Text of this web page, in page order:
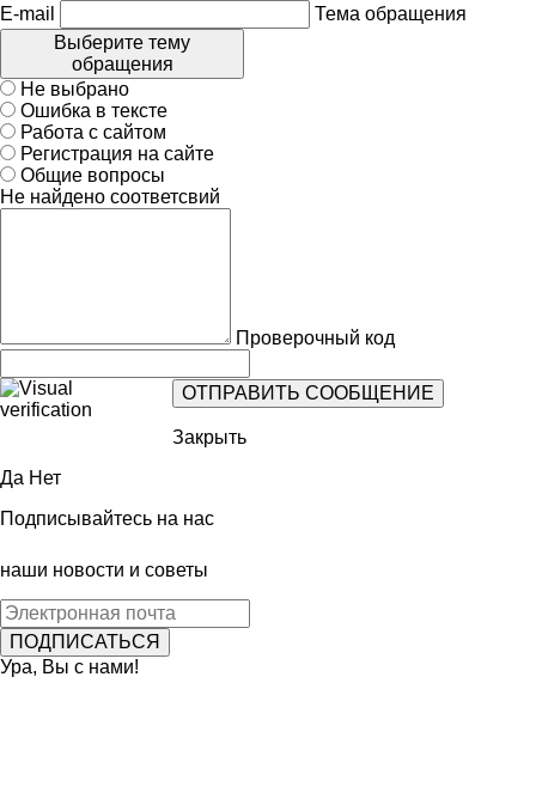
E-mail
Тема обращения
Выберите тему
обращения
Не выбрано
Ошибка в тексте
Работа с сайтом
Регистрация на сайте
Общие вопросы
Не найдено соответсвий
Проверочный код
Закрыть
Да Нет
Подписывайтесь на нас
наши новости и советы
Ура, Вы с нами!